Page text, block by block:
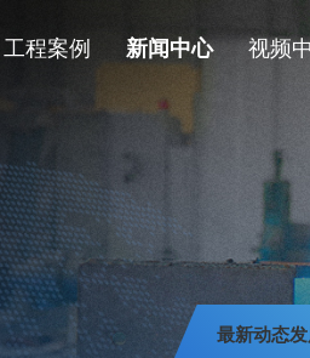
工程案例 新闻中心 视频
最新动态